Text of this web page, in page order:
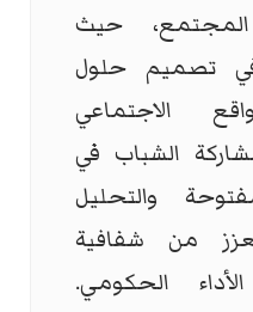
المجتمع، حيث
تصميم حلول
الاجتماعي
الشباب في
والتحليل
من شفافية
الحكومي.